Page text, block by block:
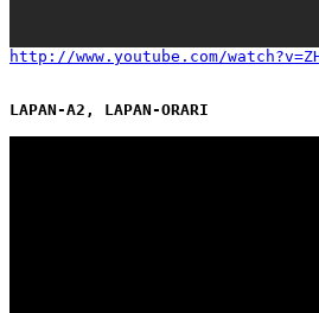
http://www.youtube.com/
LAPAN-A2, LAPAN-ORARI